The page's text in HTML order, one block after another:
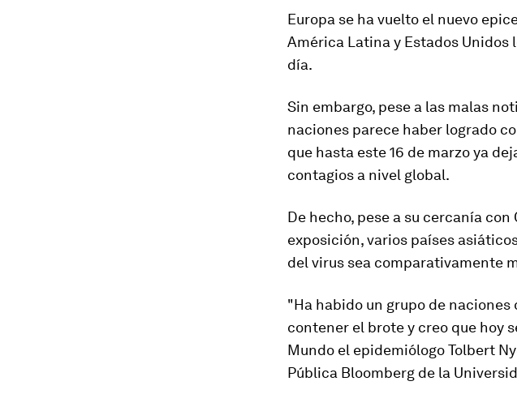
Europa se ha vuelto el nuevo
América Latina y Estados
día.
Sin embargo, pese a las malas
naciones parece haber logrado
que hasta este 16 de marzo ya
contagios a nivel global.
De hecho, pese a su cercanía
exposición, varios países
del virus sea comparativamente
"Ha habido un grupo de
contener el brote y creo que hoy
Mundo el epidemiólogo Tolbert
Pública Bloomberg de la